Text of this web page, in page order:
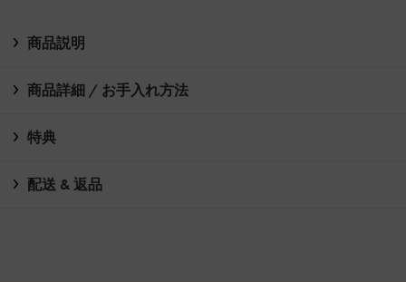
商品説明
商品詳細 / お手入れ方法
特典
配送 & 返品